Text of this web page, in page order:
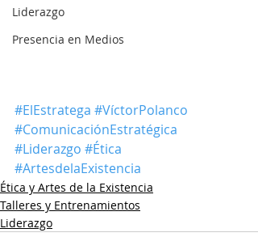
Liderazgo
Presencia en Medios
#ElEstratega #VíctorPolanco
#ComunicaciónEstratégica
#Liderazgo #Ética
#ArtesdelaExistencia
Ética y Artes de la Existencia
Talleres y Entrenamientos
Liderazgo